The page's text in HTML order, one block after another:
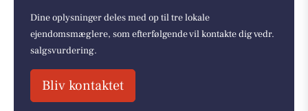
Dine oplysninger deles med op til tre lokale
ejendomsmæglere, som efterfølgende vil kontakte dig vedr.
salgsvurdering.
Bliv kontaktet